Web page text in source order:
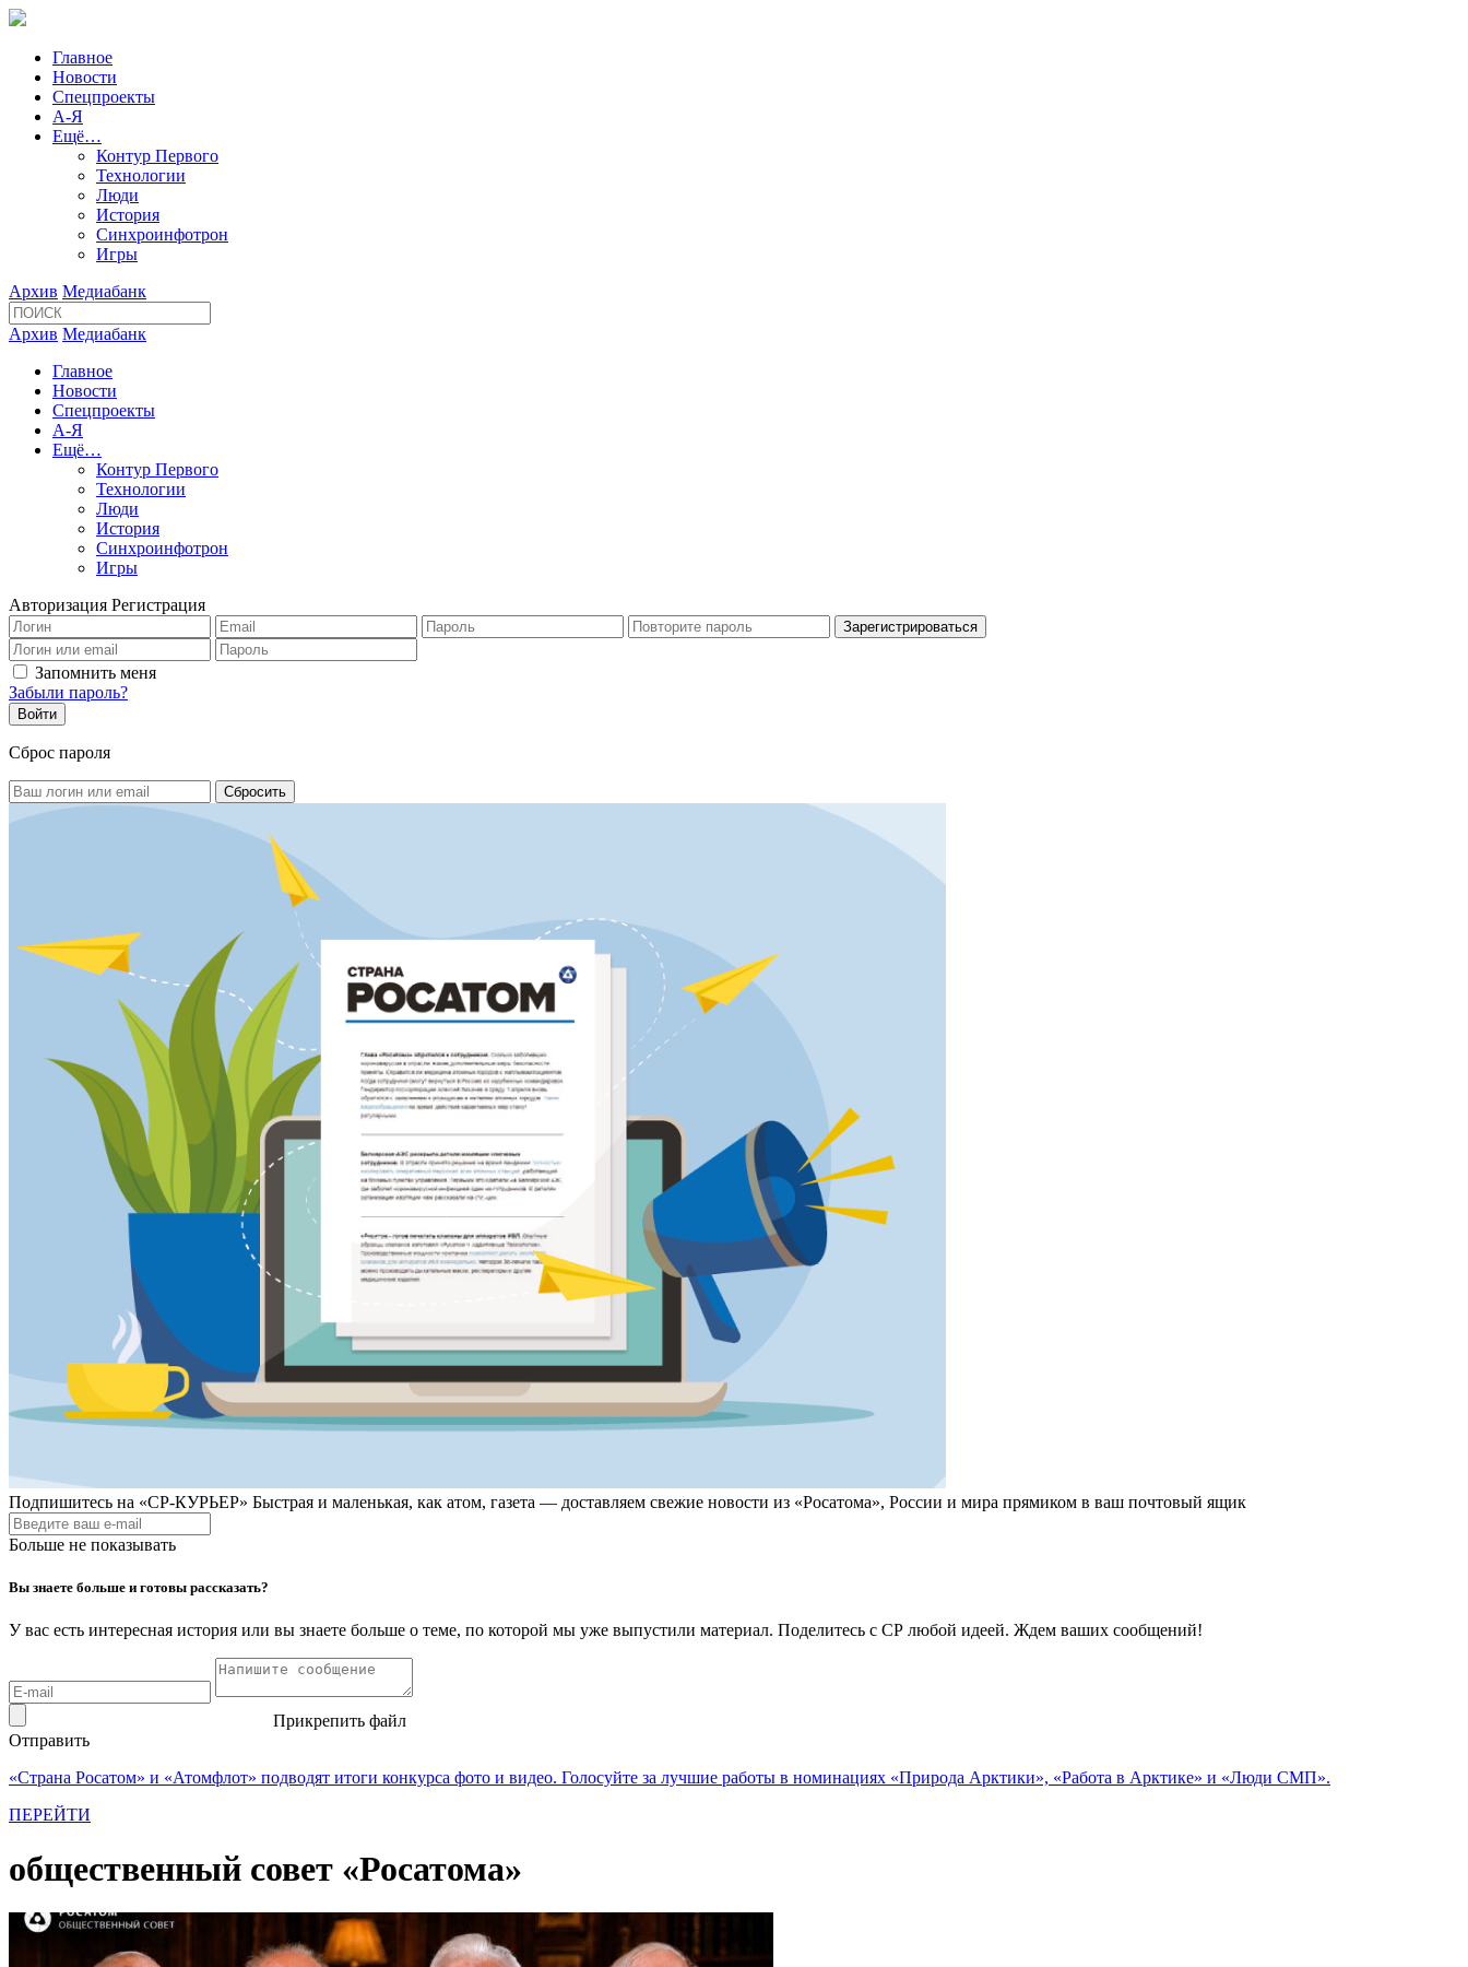
Главное
Новости
Спецпроекты
А-Я
Ещё…
Контур Первого
Технологии
Люди
История
Синхроинфотрон
Игры
Архив Медиабанк
Архив Медиабанк
Главное
Новости
Спецпроекты
А-Я
Ещё…
Контур Первого
Технологии
Люди
История
Синхроинфотрон
Игры
Авторизация Регистрация
Запомнить меня
Забыли пароль?
Сброс пароля
Подпишитесь на «СР-КУРЬЕР» Быстрая и маленькая, как атом, газета — доставляем свежие новости из «Росатома», России и мира прямиком в ваш почтовый ящик
Больше не показывать
Вы знаете больше и готовы рассказать?
У вас есть интересная история или вы знаете больше о теме, по которой мы уже выпустили материал. Поделитесь с СР любой идеей. Ждем ваших сообщений!
Прикрепить файл
Отправить
«Страна Росатом» и «Атомфлот» подводят итоги конкурса фото и видео. Голосуйте за лучшие работы в номинациях «Природа Арктики», «Работа в Арктике» и «Люди СМП».
ПЕРЕЙТИ
общественный совет «Росатома»